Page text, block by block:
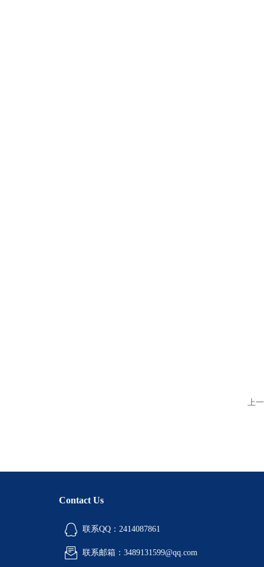
上
Contact Us
联系QQ：2414087861
联系邮箱：3489131599@qq.com